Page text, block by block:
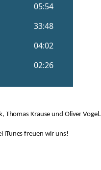
Thomas Krause und Oliver Vogel.
iTunes freuen wir uns!